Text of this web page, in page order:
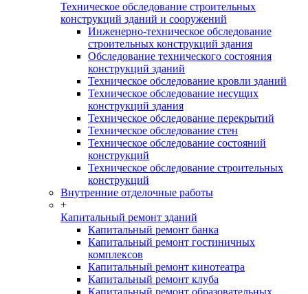
Техническое обследование строительных
конструкций зданий и сооружений
Инженерно-техническое обследование
строительных конструкций здания
Обследование технического состояния
конструкций зданий
Техническое обследование кровли зданий
Техническое обследование несущих
конструкций здания
Техническое обследование перекрытий
Техническое обследование стен
Техническое обследование состояний
конструкций
Техническое обследование строительных
конструкций
Внутренние отделочные работы
+
Капитальный ремонт зданий
Капитальный ремонт банка
Капитальный ремонт гостиничных
комплексов
Капитальный ремонт кинотеатра
Капитальный ремонт клуба
Капитальный ремонт образовательных